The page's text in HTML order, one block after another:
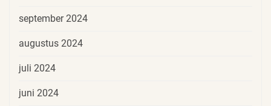
september 2024
augustus 2024
juli 2024
juni 2024